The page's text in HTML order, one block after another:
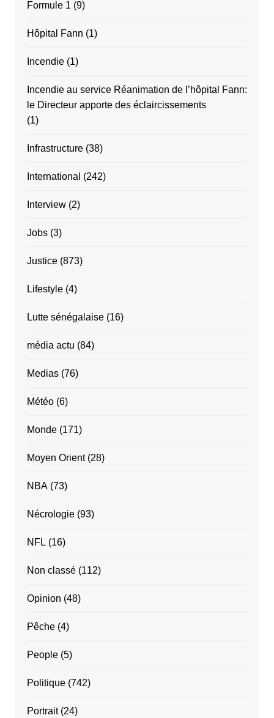
Formule 1 (9)
Hôpital Fann (1)
Incendie(1)
Incendie au service Réanimation de l’hôpital Fann:
le Directeur apporte des éclaircissements
(1)
Infrastructure(38)
International (242)
Interview(2)
Jobs(3)
Justice(873)
Lifestyle(4)
Lutte sénégalaise(16)
média actu (84)
Medias(76)
Météo(6)
Monde(171)
Moyen Orient(28)
NBA(73)
Nécrologie(93)
NFL (16)
Non classé(112)
Opinion (48)
Pêche(4)
People(5)
Politique(742)
Portrait(24)